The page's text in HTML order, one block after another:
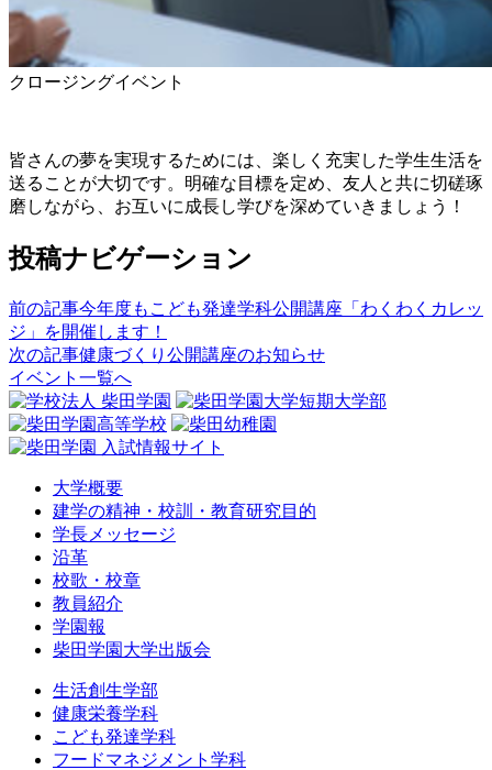
クロージングイベント
皆さんの夢を実現するためには、楽しく充実した学生生活を
送ることが大切です。明確な目標を定め、友人と共に切磋琢
磨しながら、お互いに成長し学びを深めていきましょう！
投稿ナビゲーション
前の記事今年度もこども発達学科公開講座「わくわくカレッ
ジ」を開催します！
次の記事健康づくり公開講座のお知らせ
イベント一覧へ
大学概要
建学の精神・校訓・教育研究目的
学長メッセージ
沿革
校歌・校章
教員紹介
学園報
柴田学園大学出版会
生活創生学部
健康栄養学科
こども発達学科
フードマネジメント学科